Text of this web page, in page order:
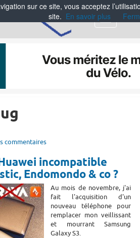
Menu
commentaires
incompatible
Endomondo & co ?
Au mois de novembre, j'ai
fait l'acquisition d'un
nouveau téléphone pour
remplacer mon veillissant
et mourrant Samsung
Galaxy S3.
sur ce site, vous acceptez
site. En savoir plus